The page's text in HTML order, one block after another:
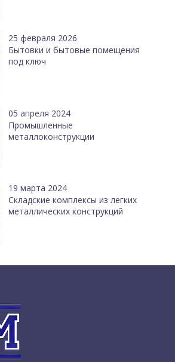
25 февраля 2026
Бытовки и бытовые помещения
под ключ
05 апреля 2024
Промышленные
металлоконструкции
19 марта 2024
Cкладские комплексы из легких
металлических конструкций